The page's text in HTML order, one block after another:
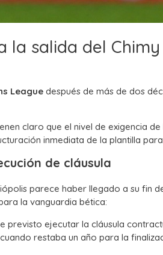
la salida del
League después de más de dos
claro que el nivel de exigencia
inmediata de la plantilla
de cláusula
parece haber llegado a su fin
la vanguardia bética:
previsto ejecutar la cláusula
restaba un año para la